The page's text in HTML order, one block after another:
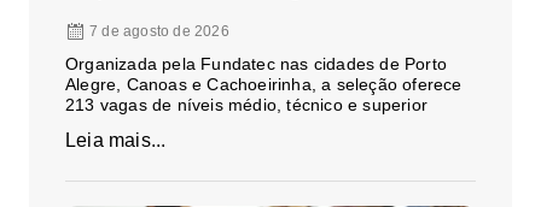
7 de agosto de 2026
Organizada pela Fundatec nas cidades de Porto
Alegre, Canoas e Cachoeirinha, a seleção oferece
213 vagas de níveis médio, técnico e superior
Leia mais...